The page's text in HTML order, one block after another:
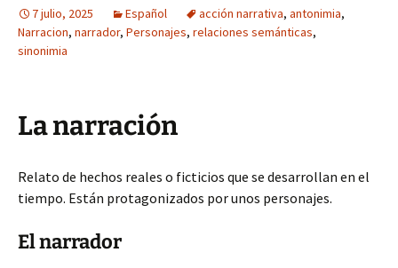
7 julio, 2025 Español acción narrativa, antonimia,
Narracion, narrador, Personajes, relaciones semánticas,
sinonimia
La narración
Relato de hechos reales o ficticios que se desarrollan en el
tiempo. Están protagonizados por unos personajes.
El narrador